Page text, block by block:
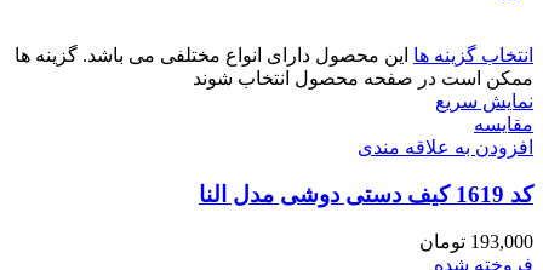
انتخاب گزینه ها این محصول دارای انواع مختلفی می باشد. گزینه ها
ممکن است در صفحه محصول انتخاب شوند
نمایش سریع
مقايسه
افزودن به علاقه مندی
کد 1619 کیف دستی دوشی مدل النا
193,000 تومان
فروخته شده